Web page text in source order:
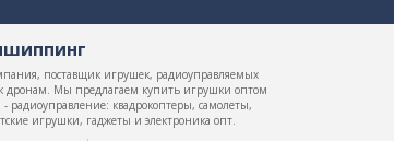
поставщик игрушек, радиоуправляемых
дронам. Мы предлагаем купить игрушки оптом
квадрокоптеры, самолеты,
игрушки, гаджеты и электроника опт.